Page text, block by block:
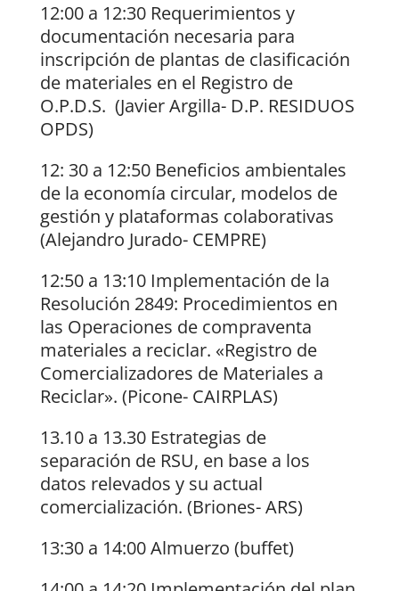
12:00 a 12:30 Requerimientos y
documentación necesaria para
inscripción de plantas de clasificación
de materiales en el Registro de
O.P.D.S. (Javier Argilla- D.P. RESIDUOS
OPDS)
12: 30 a 12:50 Beneficios ambientales
de la economía circular, modelos de
gestión y plataformas colaborativas
(Alejandro Jurado- CEMPRE)
12:50 a 13:10 Implementación de la
Resolución 2849: Procedimientos en
las Operaciones de compraventa
materiales a reciclar. «Registro de
Comercializadores de Materiales a
Reciclar». (Picone- CAIRPLAS)
13.10 a 13.30 Estrategias de
separación de RSU, en base a los
datos relevados y su actual
comercialización. (Briones- ARS)
13:30 a 14:00 Almuerzo (buffet)